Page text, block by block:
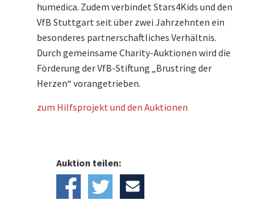
humedica. Zudem verbindet Stars4Kids und den
VfB Stuttgart seit über zwei Jahrzehnten ein
besonderes partnerschaftliches Verhältnis.
Durch gemeinsame Charity-Auktionen wird die
Förderung der VfB-Stiftung „Brustring der
Herzen“ vorangetrieben.
zum Hilfsprojekt und den Auktionen
Auktion teilen: